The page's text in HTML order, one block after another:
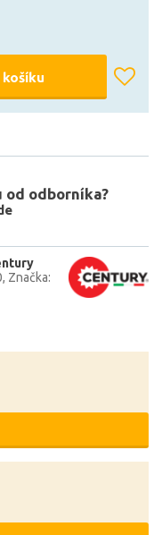
košíku
od odborníka?
Značka: